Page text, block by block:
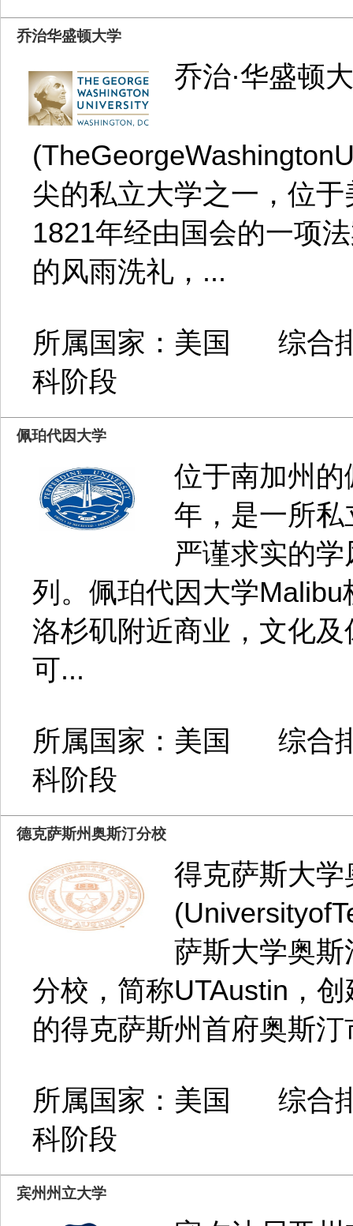
乔治华盛顿大学
乔治·华盛顿
尖的私立大学之一，位
1821年经由国会的一项
的风雨洗礼，...
所属国家：美国 综合
科阶段
佩珀代因大学
位于南加州
年，是一所
严谨求实的
列。佩珀代因大学
洛杉矶附近商业，文化
可...
所属国家：美国 综合
科阶段
德克萨斯州奥斯汀分校
得克萨斯大
萨斯大学奥
分校，简称UTAustin，
的得克萨斯州首府奥斯汀
所属国家：美国 综合
科阶段
宾州州立大学